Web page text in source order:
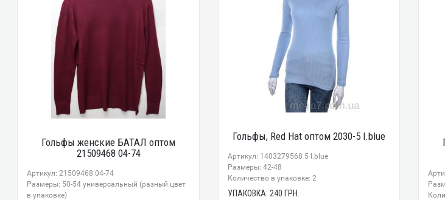
Гольфы женские БАТАЛ оптом
21509468 04-74
Артикул: 21509468 04-74
Размеры: 50-54 универсальный (разный цвет
в упаковке)
Гольфы, Red Hat оптом 2030-5 l.blue
Артикул: 1403279568 5 l.blue
Размеры: 42-48
Количество в упаковке: 2
УПАКОВКА: 240 ГРН.